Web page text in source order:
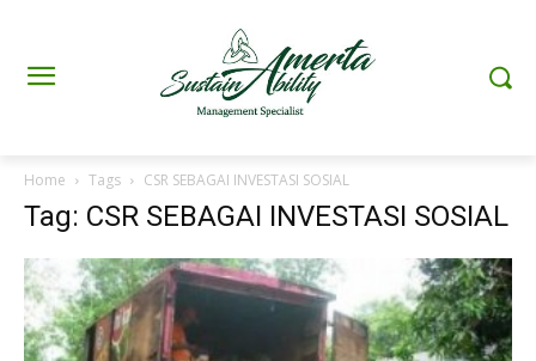
Home Tags CSR SEBAGAI INVESTASI SOSIAL
Tag: CSR SEBAGAI INVESTASI SOSIAL